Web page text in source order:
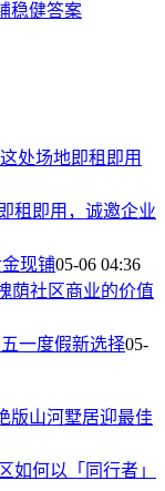
稳健答案
处场地即租即用
租即用，诚邀企业
现铺05-06 04:36
荫社区商业的价值
一度假新选择05-
版山河墅居迎最佳
如何以「同行者」